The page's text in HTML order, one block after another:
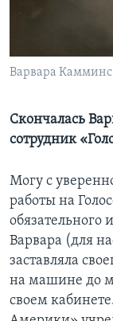
СОЦИАЛЬНЫЕ СЕТИ
Языки
Варвара Камминс
Скончалась
сотрудник
Могу с
работы на
обязательного
Варвара (для
заставляла
на машине до
своем